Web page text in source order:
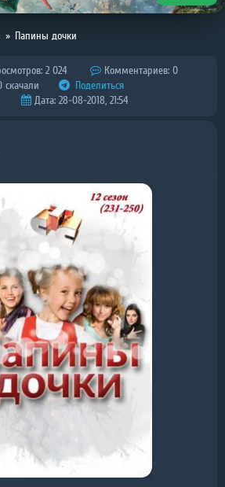
» Папины дочки
2 024
Комментариев: 0
скачали
Поделиться
Дата: 28-08-2018, 21:54